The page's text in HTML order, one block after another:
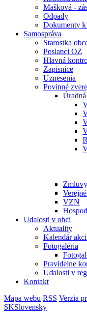
Mašková -
Odpady
Dokumenty
Samospráva
Starostka
Poslanci OZ
Hlavná
Zapisnice
Uznesenia
Povinné
VZN
Udalosti v obci
Aktuality
Kalendár
Fotogaléria
Pravidelne
Udalosti v
Kontakt
Mapa webu RSS Verzia
SKSlovensky